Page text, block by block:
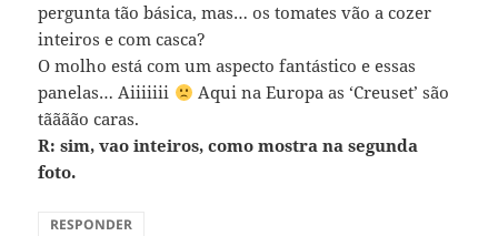
pergunta tão básica, mas… os tomates vão a cozer
inteiros e com casca?
O molho está com um aspecto fantástico e essas
panelas… Aiiiiiii
Aqui na Europa as ‘Creuset’ são
tãããão caras.
R: sim, vao inteiros, como mostra na segunda
foto.
RESPONDER